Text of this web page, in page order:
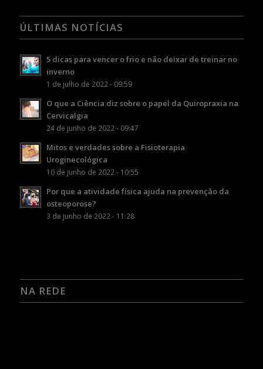
ÚLTIMAS NOTÍCIAS
5 dicas para vencer o frio e não deixar de treinar no
inverno
1 de julho de 2022 - 09:59
O que a Ciência diz sobre o papel da Quiropraxia na
Cervicalgia
24 de junho de 2022 - 09:47
Mitos e verdades sobre a Fisioterapia
Uroginecológica
10 de junho de 2022 - 10:55
Por que a atividade física ajuda na prevenção da
osteoporose?
3 de junho de 2022 - 11:28
NA REDE